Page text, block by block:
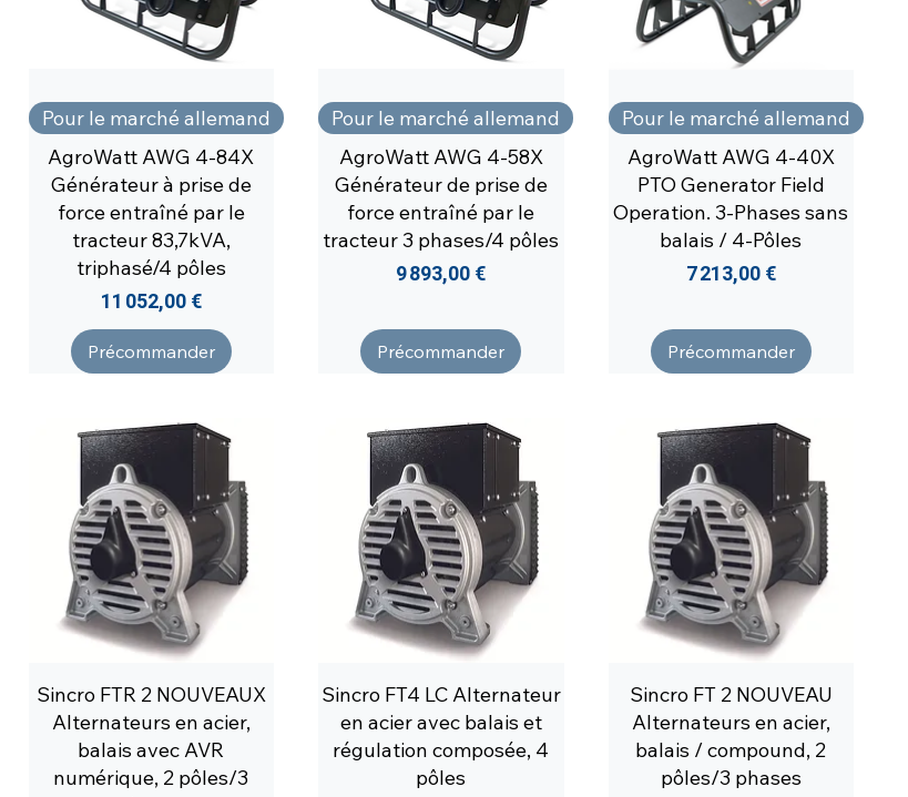
Pour le marché allemand
AgroWatt AWG 4-84X
Générateur à prise de
force entraîné par le
tracteur 83,7kVA,
triphasé/4 pôles
Prix
11 052,00 €
Précommander
Pour le marché allemand
AgroWatt AWG 4-58X
Générateur de prise de
force entraîné par le
tracteur 3 phases/4 pôles
Prix
9 893,00 €
Précommander
Pour le marché allemand
AgroWatt AWG 4-40X
PTO Generator Field
Operation. 3-Phases sans
balais / 4-Pôles
Prix
7 213,00 €
Précommander
Sincro FTR 2 NOUVEAUX
Alternateurs en acier,
balais avec AVR
numérique, 2 pôles/3
Sincro FT4 LC Alternateur
en acier avec balais et
régulation composée, 4
pôles
Sincro FT 2 NOUVEAU
Alternateurs en acier,
balais / compound, 2
pôles/3 phases